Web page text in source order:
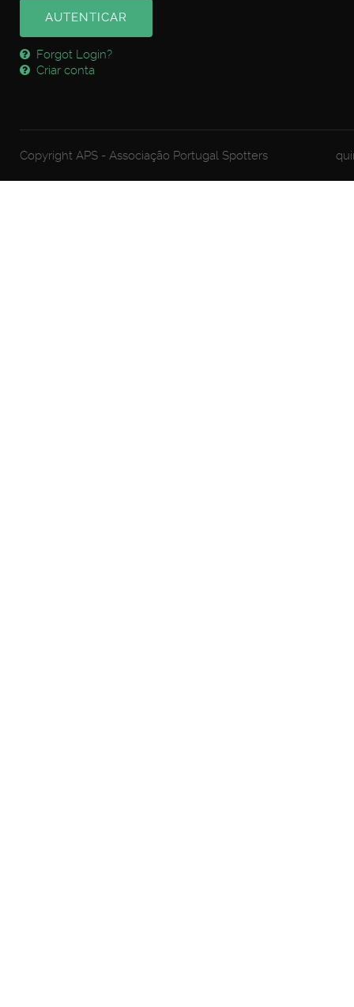
AUTENTICAR
Forgot Login?
Criar conta
Copyright APS - Associação Portugal Spotters